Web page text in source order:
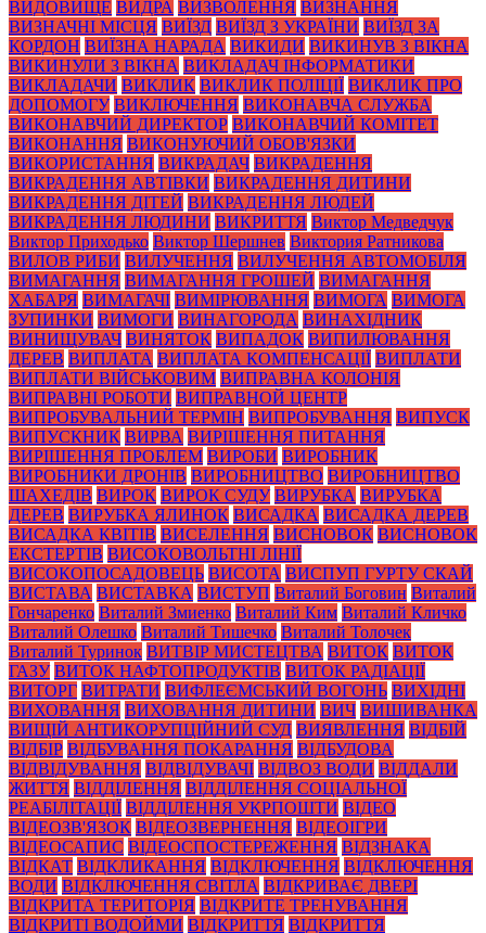
ВИДОВИЩЕ ВИДРА ВИЗВОЛЕННЯ ВИЗНАННЯ
ВИЗНАЧНІ МІСЦЯ ВИЇЗД ВИЇЗД З УКРАЇНИ ВИЇЗД ЗА
КОРДОН ВИЇЗНА НАРАДА ВИКИДИ ВИКИНУВ З ВІКНА
ВИКИНУЛИ З ВІКНА ВИКЛАДАЧ ІНФОРМАТИКИ
ВИКЛАДАЧИ ВИКЛИК ВИКЛИК ПОЛІЦІЇ ВИКЛИК ПРО
ДОПОМОГУ ВИКЛЮЧЕННЯ ВИКОНАВЧА СЛУЖБА
ВИКОНАВЧИЙ ДИРЕКТОР ВИКОНАВЧИЙ КОМІТЕТ
ВИКОНАННЯ ВИКОНУЮЧИЙ ОБОВ'ЯЗКИ
ВИКОРИСТАННЯ ВИКРАДАЧ ВИКРАДЕННЯ
ВИКРАДЕННЯ АВТІВКИ ВИКРАДЕННЯ ДИТИНИ
ВИКРАДЕННЯ ДІТЕЙ ВИКРАДЕННЯ ЛЮДЕЙ
ВИКРАДЕННЯ ЛЮДИНИ ВИКРИТТЯ Виктор Медведчук
Виктор Приходько Виктор Шершнев Виктория Ратникова
ВИЛОВ РИБИ ВИЛУЧЕННЯ ВИЛУЧЕННЯ АВТОМОБІЛЯ
ВИМАГАННЯ ВИМАГАННЯ ГРОШЕЙ ВИМАГАННЯ
ХАБАРЯ ВИМАГАЧІ ВИМІРЮВАННЯ ВИМОГА ВИМОГА
ЗУПИНКИ ВИМОГИ ВИНАГОРОДА ВИНАХІДНИК
ВИНИЩУВАЧ ВИНЯТОК ВИПАДОК ВИПИЛЮВАННЯ
ДЕРЕВ ВИПЛАТА ВИПЛАТА КОМПЕНСАЦІЇ ВИПЛАТИ
ВИПЛАТИ ВІЙСЬКОВИМ ВИПРАВНА КОЛОНІЯ
ВИПРАВНІ РОБОТИ ВИПРАВНОЙ ЦЕНТР
ВИПРОБУВАЛЬНИЙ ТЕРМІН ВИПРОБУВАННЯ ВИПУСК
ВИПУСКНИК ВИРВА ВИРІШЕННЯ ПИТАННЯ
ВИРІШЕННЯ ПРОБЛЕМ ВИРОБИ ВИРОБНИК
ВИРОБНИКИ ДРОНІВ ВИРОБНИЦТВО ВИРОБНИЦТВО
ШАХЕДІВ ВИРОК ВИРОК СУДУ ВИРУБКА ВИРУБКА
ДЕРЕВ ВИРУБКА ЯЛИНОК ВИСАДКА ВИСАДКА ДЕРЕВ
ВИСАДКА КВІТІВ ВИСЕЛЕННЯ ВИСНОВОК ВИСНОВОК
ЕКСТЕРТІВ ВИСОКОВОЛЬТНІ ЛІНІЇ
ВИСОКОПОСАДОВЕЦЬ ВИСОТА ВИСПУП ГУРТУ СКАЙ
ВИСТАВА ВИСТАВКА ВИСТУП Виталий Боговин Виталий
Гончаренко Виталий Змиенко Виталий Ким Виталий Кличко
Виталий Олешко Виталий Тишечко Виталий Толочек
Виталий Туринок ВИТВІР МИСТЕЦТВА ВИТОК ВИТОК
ГАЗУ ВИТОК НАФТОПРОДУКТІВ ВИТОК РАДІАЦІЇ
ВИТОРГ ВИТРАТИ ВИФЛЕЄМСЬКИЙ ВОГОНЬ ВИХІДНІ
ВИХОВАННЯ ВИХОВАННЯ ДИТИНИ ВИЧ ВИШИВАНКА
ВИЩІЙ АНТИКОРУПЦІЙНИЙ СУД ВИЯВЛЕННЯ ВІДБІЙ
ВІДБІР ВІДБУВАННЯ ПОКАРАННЯ ВІДБУДОВА
ВІДВІДУВАННЯ ВІДВІДУВАЧІ ВІДВОЗ ВОДИ ВІДДАЛИ
ЖИТТЯ ВІДДІЛЕННЯ ВІДДІЛЕННЯ СОЦІАЛЬНОЇ
РЕАБІЛІТАЦІЇ ВІДДІЛЕННЯ УКРПОШТИ ВІДЕО
ВІДЕОЗВ'ЯЗОК ВІДЕОЗВЕРНЕННЯ ВІДЕОІГРИ
ВІДЕОСАПИС ВІДЕОСПОСТЕРЕЖЕННЯ ВІДЗНАКА
ВІДКАТ ВІДКЛИКАННЯ ВІДКЛЮЧЕННЯ ВІДКЛЮЧЕННЯ
ВОДИ ВІДКЛЮЧЕННЯ СВІТЛА ВІДКРИВАЄ ДВЕРІ
ВІДКРИТА ТЕРИТОРІЯ ВІДКРИТЕ ТРЕНУВАННЯ
ВІДКРИТІ ВОДОЙМИ ВІДКРИТТЯ ВІДКРИТТЯ